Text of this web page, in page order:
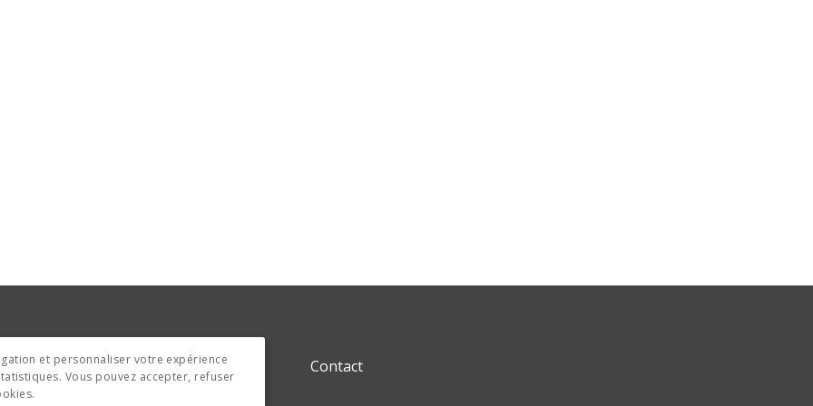
Politique de cookies Contact
et personnaliser votre expérience
Vous pouvez accepter, refuser